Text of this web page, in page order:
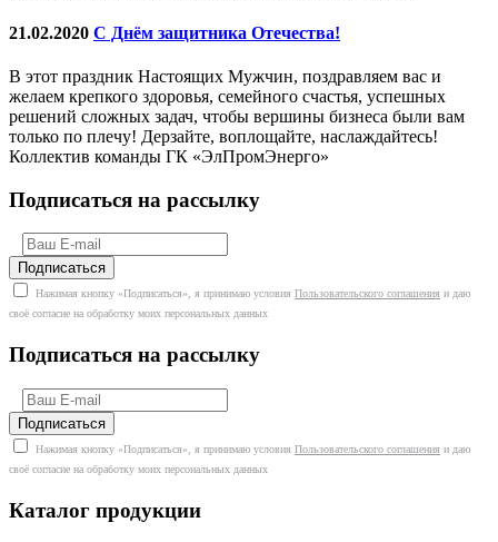
21.02.2020 С Днём защитника Отечества!
В этот праздник Настоящих Мужчин, поздравляем вас и
желаем крепкого здоровья, семейного счастья, успешных
решений сложных задач, чтобы вершины бизнеса были вам
только по плечу! Дерзайте, воплощайте, наслаждайтесь!
Коллектив команды ГК «ЭлПромЭнерго»
Подписаться на рассылку
Нажимая кнопку «Подписаться», я принимаю условия Пользовательского соглашения и даю
своё согласие на обработку моих персональных данных
Подписаться на рассылку
Нажимая кнопку «Подписаться», я принимаю условия Пользовательского соглашения и даю
своё согласие на обработку моих персональных данных
Каталог продукции